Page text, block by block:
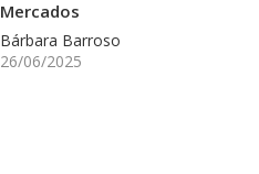
Mercados
Bárbara Barroso
26/06/2025